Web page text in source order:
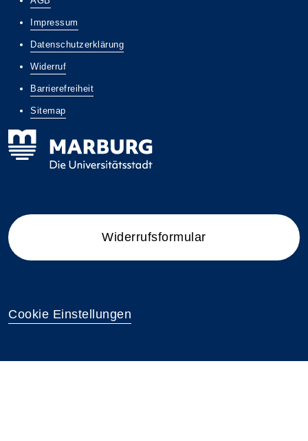
Impressum
Datenschutzerklärung
Widerruf
Barrierefreiheit
Sitemap
Widerrufsformular
Cookie Einstellungen